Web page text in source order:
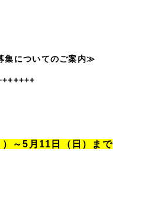
集についてのご案内≫
～5月11日（日）まで